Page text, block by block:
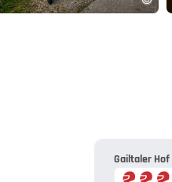
Gailtaler Hof